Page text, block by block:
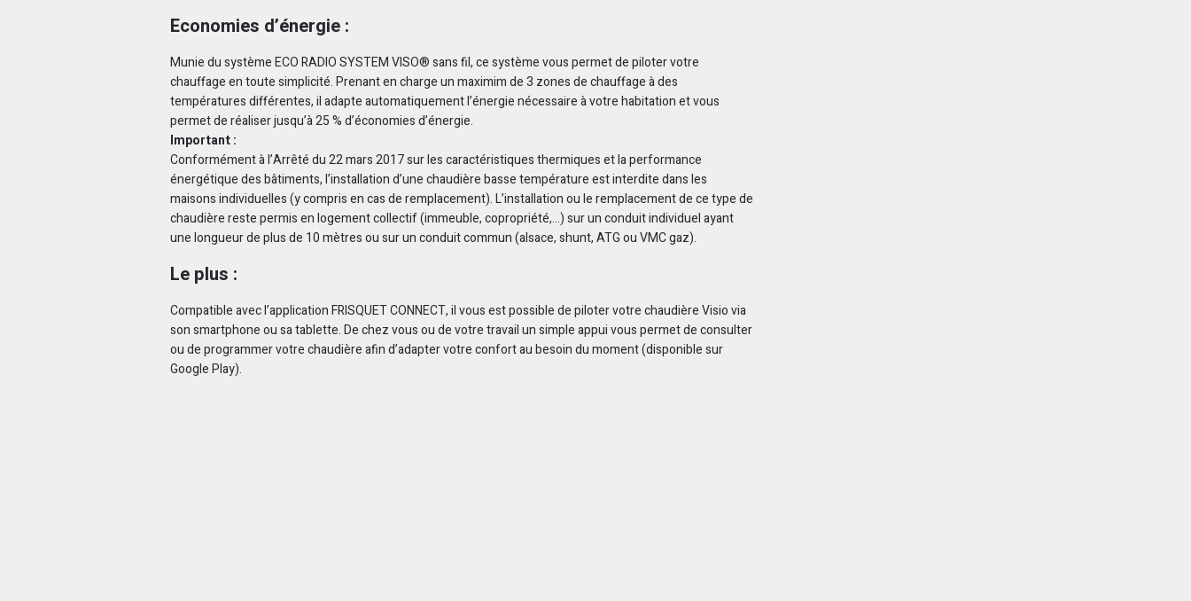
Economies d’énergie :
Munie du système ECO RADIO SYSTEM VISO® sans fil, ce système vous permet de piloter votre
chauffage en toute simplicité. Prenant en charge un maximim de 3 zones de chauffage à des
températures différentes, il adapte automatiquement l’énergie nécessaire à votre habitation et vous
permet de réaliser jusqu’à 25 % d’économies d’énergie.
Important :
Conformément à l’Arrêté du 22 mars 2017 sur les caractéristiques thermiques et la performance
énergétique des bâtiments, l’installation d’une chaudière basse température est interdite dans les
maisons individuelles (y compris en cas de remplacement). L’installation ou le remplacement de ce type de
chaudière reste permis en logement collectif (immeuble, copropriété,…) sur un conduit individuel ayant
une longueur de plus de 10 mètres ou sur un conduit commun (alsace, shunt, ATG ou VMC gaz).
Le plus :
Compatible avec l’application FRISQUET CONNECT, il vous est possible de piloter votre chaudière Visio via
son smartphone ou sa tablette. De chez vous ou de votre travail un simple appui vous permet de consulter
ou de programmer votre chaudière afin d’adapter votre confort au besoin du moment (disponible sur
Google Play).